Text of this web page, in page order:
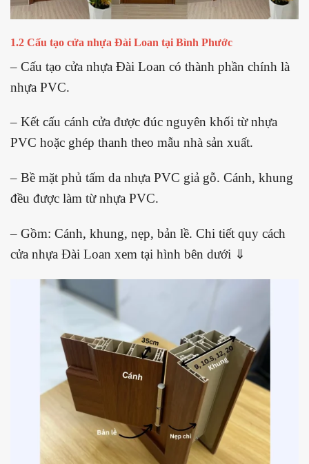
1.2 Cấu tạo cửa nhựa Đài Loan tại Bình Phước
– Cấu tạo cửa nhựa Đài Loan có thành phần chính là
nhựa PVC.
– Kết cấu cánh cửa được đúc nguyên khối từ nhựa
PVC hoặc ghép thanh theo mẫu nhà sản xuất.
– Bề mặt phủ tấm da nhựa PVC giả gỗ. Cánh, khung
đều được làm từ nhựa PVC.
– Gồm: Cánh, khung, nẹp, bản lề. Chi tiết quy cách
cửa nhựa Đài Loan xem tại hình bên dưới ⇓